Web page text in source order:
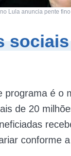
Lula anuncia pente
programa é o
de 20
conforme